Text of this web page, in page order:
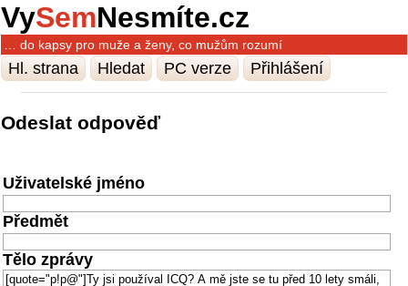
VySemNesmíte.cz
… do kapsy pro muže a ženy, co mužům rozumí
Hl. strana Hledat PC verze Přihlášení
Odeslat odpověď
Uživatelské jméno
Předmět
Tělo zprávy